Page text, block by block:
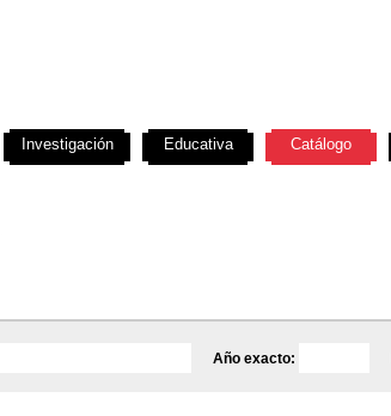
Año exacto:
Investigación Educativa Catálogo